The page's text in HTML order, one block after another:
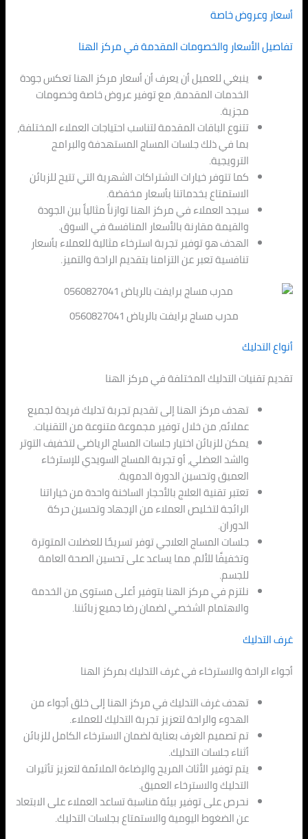
أسعار وعروض خاصة
تفاصيل الأسعار والخصومات المقدمة في مركز الهنا
ينبغي للعميل أن يعرف أن أسعار مركز الهنا تعكس جودة
الخدمات المقدمة، مع توفير عروض خاصة وخصومات
مجزية.
تتنوع الباقات المقدمة لتناسب احتياجات العملاء المختلفة،
بما في ذلك جلسات المساج المستهدفة والبرامج
الترويجية.
كما تتوفر خيارات الاشتراكات الشهرية التي تتيح للزبائن
الاستمتاع بخدماتنا بأسعار مخفضة.
سيجد العملاء في مركز الهنا توازناً مثالياً بين الجودة
والقيمة مقارنة بالأسعار المنافسة في السوق.
الهدف هو توفير تجربة استرخاء مثالية للعملاء بأسعار
تنافسية تعبر عن التزامنا بتقديم الراحة والتميز.
مدرب مساج برايفت بالرياض 0560827041
أنواع التدليك
تقديم تقنيات التدليك المختلفة في مركز الهنا
تهدف مركز الهنا إلى تقديم تجربة تدليك فريدة لجميع
عملائه، من خلال توفير مجموعة متنوعة من التقنيات.
يمكن للزبائن اختيار جلسات المساج الرياضي لتخفيف التوتر
والشد العضلي، أو تجربة المساج السويدي للإسترخاء
العميق وتحسين الدورة الدموية.
تعتبر تقنية العلاج بالأحجار الساخنة واحدة من خياراتنا
الرائجة لتخليص العملاء من الإجهاد وتحسين حركة
الدوران.
جلسات المساج العلاجي توفر تسريحًا للعضلات المتوترة
وتخفيفًا للألم، مما يساعد على تحسين الصحة العامة
للجسم.
نلتزم في مركز الهنا بتوفير أعلى مستوى من الخدمة
والاهتمام الشخصي لضمان رضا جميع زبائننا.
غرف التدليك
أجواء الراحة والاسترخاء في غرف التدليك بمركز الهنا
تهدف غرف التدليك في مركز الهنا إلى خلق أجواء من
الهدوء والراحة لتعزيز تجربة التدليك للعملاء.
تم تصميم الغرف بعناية لضمان الاسترخاء الكامل للزبائن
أثناء جلسات التدليك.
يتم توفير الأثاث المريح والإضاءة الملائمة لتعزيز تأثيرات
التدليك والاسترخاء العميق.
نحرص على توفير بيئة مناسبة تساعد العملاء على الابتعاد
عن الضغوط اليومية والاستمتاع بجلسات التدليك.